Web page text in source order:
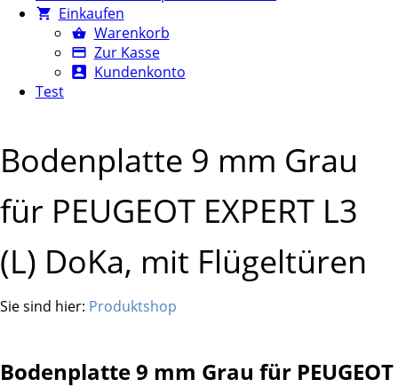
Einkaufen
Warenkorb
Zur Kasse
Kundenkonto
Test
Bodenplatte 9 mm Grau
für PEUGEOT EXPERT L3
(L) DoKa, mit Flügeltüren
Sie sind hier: Produktshop
Bodenplatte 9 mm Grau für PEUGEOT